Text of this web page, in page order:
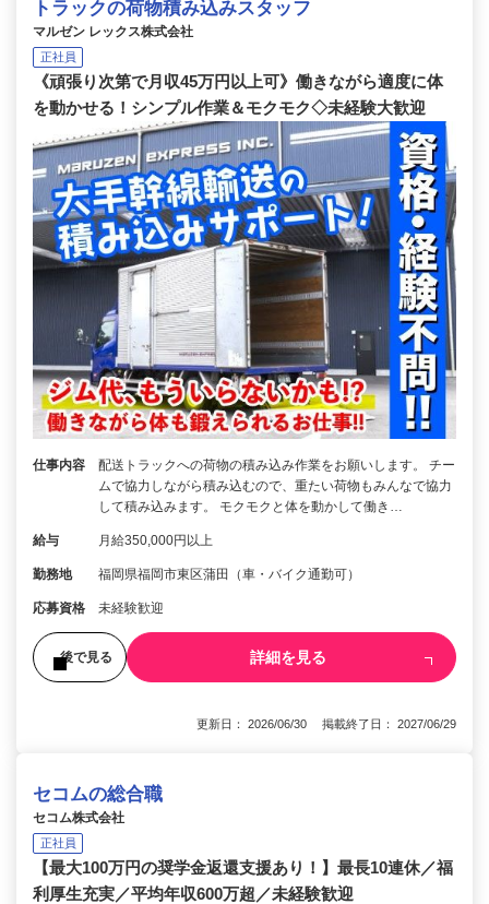
トラックの荷物積み込みスタッフ
マルゼン レックス株式会社
正社員
《頑張り次第で月収45万円以上可》働きながら適度に体
を動かせる！シンプル作業＆モクモク◇未経験大歓迎
仕事内容
配送トラックへの荷物の積み込み作業をお願いします。 チー
ムで協力しながら積み込むので、重たい荷物もみんなで協力
して積み込みます。 モクモクと体を動かして働き…
給与 月給350,000円以上
勤務地 福岡県福岡市東区蒲田（車・バイク通勤可）
応募資格 未経験歓迎
後で見る 詳細を見る
更新日： 2026/06/30 掲載終了日： 2027/06/29
セコムの総合職
セコム株式会社
正社員
【最大100万円の奨学金返還支援あり！】最長10連休／福
利厚生充実／平均年収600万超／未経験歓迎